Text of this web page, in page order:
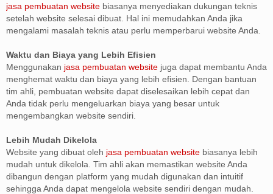
jasa pembuatan website biasanya menyediakan dukungan teknis
setelah website selesai dibuat. Hal ini memudahkan Anda jika
mengalami masalah teknis atau perlu memperbarui website Anda.
Waktu dan Biaya yang Lebih Efisien
Menggunakan jasa pembuatan website juga dapat membantu Anda
menghemat waktu dan biaya yang lebih efisien. Dengan bantuan
tim ahli, pembuatan website dapat diselesaikan lebih cepat dan
Anda tidak perlu mengeluarkan biaya yang besar untuk
mengembangkan website sendiri.
Lebih Mudah Dikelola
Website yang dibuat oleh jasa pembuatan website biasanya lebih
mudah untuk dikelola. Tim ahli akan memastikan website Anda
dibangun dengan platform yang mudah digunakan dan intuitif
sehingga Anda dapat mengelola website sendiri dengan mudah.